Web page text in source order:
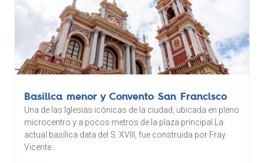
Basílica menor y Convento San Francisco
Una de las Iglesias icónicas de la ciudad, ubicada en pleno
microcentro y a pocos metros de la plaza principal.La
actual basílica data del S. XVIII, fue construida por Fray
Vicente...